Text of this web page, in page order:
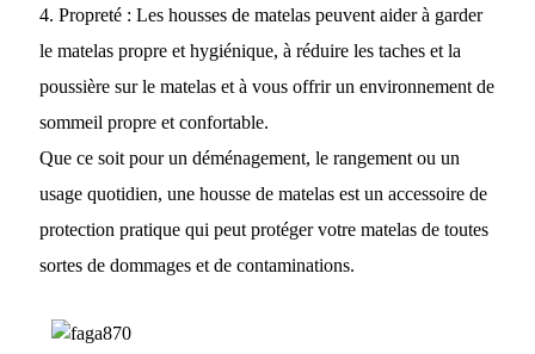
4. Propreté : Les housses de matelas peuvent aider à garder
le matelas propre et hygiénique, à réduire les taches et la
poussière sur le matelas et à vous offrir un environnement de
sommeil propre et confortable.
Que ce soit pour un déménagement, le rangement ou un
usage quotidien, une housse de matelas est un accessoire de
protection pratique qui peut protéger votre matelas de toutes
sortes de dommages et de contaminations.